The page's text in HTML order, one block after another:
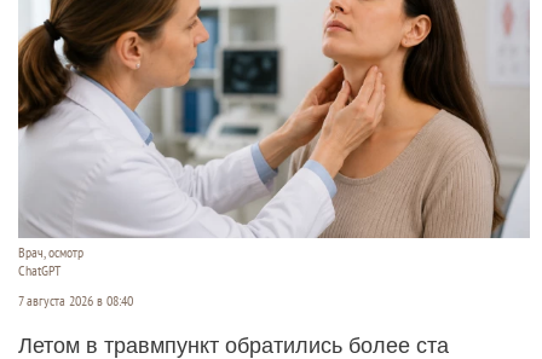
Врач, осмотр
ChatGPT
7 августа 2026 в 08:40
Летом в травмпункт обратились более ста